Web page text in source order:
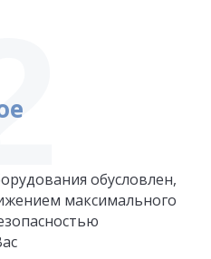
обусловлен,
максимального